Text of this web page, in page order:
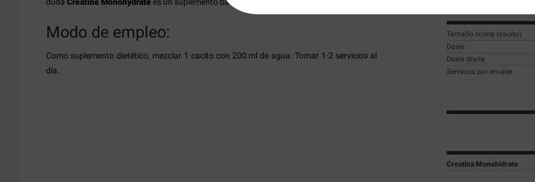
Modo de empleo:
Como suplemento dietético, mezclar 1 cacito con 200 ml de agua. Tomar 1-2 servicios al
día.
Tamaño scoop (cacito)
Dosis
Dosis diaria
Servicios por envase
Creatina Monohidrato